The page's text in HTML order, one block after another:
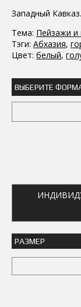
Западный
Тема: Пейзажи и
Тэги: Абхазия,
Цвет: белый,
ВЫБЕРИТЕ
РАЗМЕР